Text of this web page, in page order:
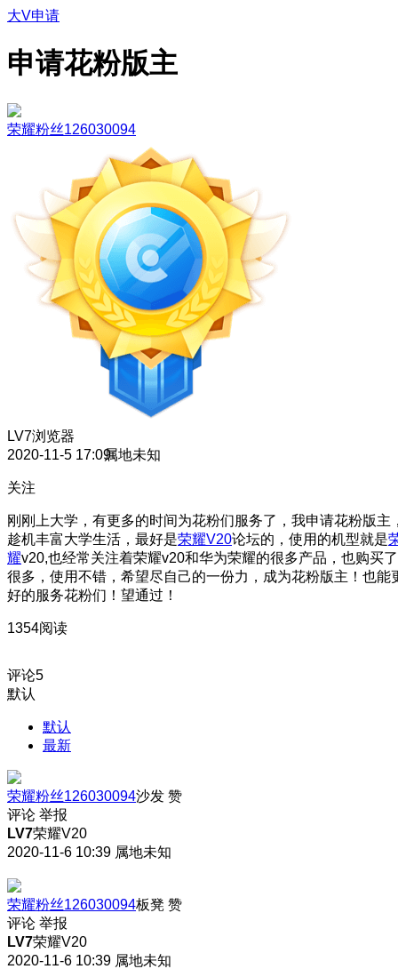
大V申请
申请花粉版主
荣耀粉丝126030094
LV7浏览器
2020-11-5 17:09属地未知
关注
刚刚上大学，有更多的时间为花粉们服务了，我申请花粉版主
趁机丰富大学生活，最好是荣耀V20论坛的，使用的机型就是
耀v20,也经常关注着荣耀v20和华为荣耀的很多产品，也购买了
很多，使用不错，希望尽自己的一份力，成为花粉版主！也能
好的服务花粉们！望通过！
1354阅读
评论5
默认
默认
最新
荣耀粉丝126030094沙发 赞
评论 举报
LV7荣耀V20
2020-11-6 10:39 属地未知
荣耀粉丝126030094板凳 赞
评论 举报
LV7荣耀V20
2020-11-6 10:39 属地未知